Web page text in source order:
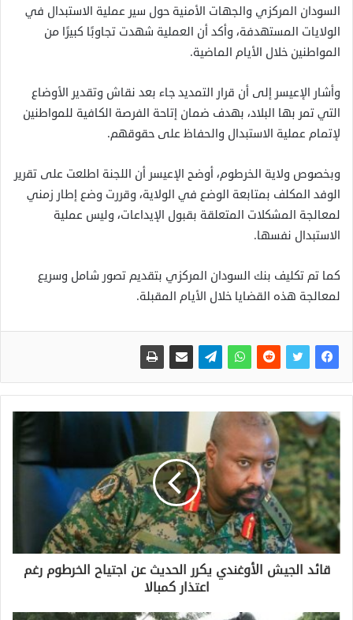
السودان المركزي والجهات الأمنية حول سير عملية الاستبدال في
الولايات المستهدفة، وأكد أن العملية شهدت تجاوبًا كبيرًا من
المواطنين خلال الأيام الماضية.
وأشار الإعيسر إلى أن قرار التمديد جاء بعد نقاش وتقدير الأوضاع
التي تمر بها البلاد، بهدف ضمان إتاحة الفرصة الكافية للمواطنين
لإتمام عملية الاستبدال والحفاظ على حقوقهم.
وبخصوص ولاية الخرطوم، أوضح الإعيسر أن اللجنة اطلعت على تقرير
الوفد المكلف بمتابعة الوضع في الولاية، وقررت وضع إطار زمني
لمعالجة المشكلات المتعلقة بقبول الإيداعات، وليس عملية
الاستبدال نفسها.
كما تم تكليف بنك السودان المركزي بتقديم تصور شامل وسريع
لمعالجة هذه القضايا خلال الأيام المقبلة.
قائد الجيش الأوغندي يكرر الحديث عن اجتياح الخرطوم رغم
اعتذار كمبالا